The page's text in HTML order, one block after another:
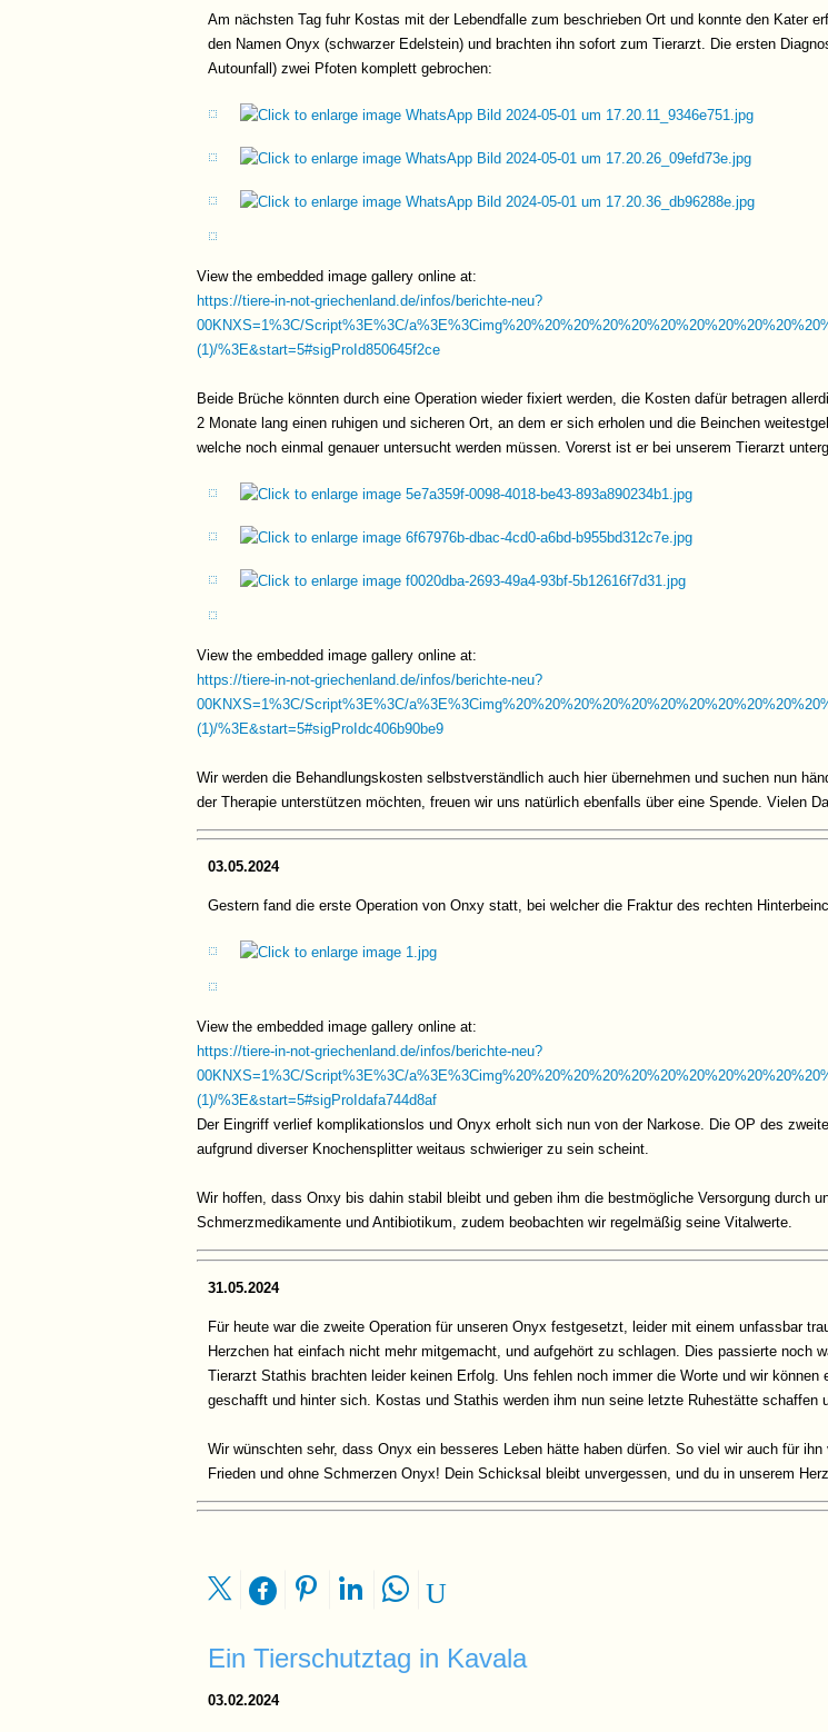
Am nächsten Tag fuhr Kostas mit der Lebendfalle zum beschrieben Ort und konnte den Kater
den Namen Onyx (schwarzer Edelstein) und brachten ihn sofort zum Tierarzt. Die ersten
Autounfall) zwei Pfoten komplett gebrochen:
View the embedded image gallery online at:
https://tiere-in-not-griechenland.de/infos/berichte-neu?
00KNXS=1%3C/Script%3E%3C/
(1)/%3E&start=5#sigProId850645f2ce
Beide Brüche könnten durch eine Operation wieder fixiert werden, die Kosten dafür betragen
2 Monate lang einen ruhigen und sicheren Ort, an dem er sich erholen und die Beinchen
welche noch einmal genauer untersucht werden müssen. Vorerst ist er bei unserem Tierarzt
View the embedded image gallery online at:
https://tiere-in-not-griechenland.de/infos/berichte-neu?
00KNXS=1%3C/Script%3E%3C/
(1)/%3E&start=5#sigProIdc406b90be9
Wir werden die Behandlungskosten selbstverständlich auch hier übernehmen und suchen nun
der Therapie unterstützen möchten, freuen wir uns natürlich ebenfalls über eine Spende. Vielen
03.05.2024
Gestern fand die erste Operation von Onxy statt, bei welcher die Fraktur des rechten
View the embedded image gallery online at:
https://tiere-in-not-griechenland.de/infos/berichte-neu?
00KNXS=1%3C/Script%3E%3C/
(1)/%3E&start=5#sigProIdafa744d8af
Der Eingriff verlief komplikationslos und Onyx erholt sich nun von der Narkose. Die OP des
aufgrund diverser Knochensplitter weitaus schwieriger zu sein scheint.
Wir hoffen, dass Onxy bis dahin stabil bleibt und geben ihm die bestmögliche Versorgung durch
Schmerzmedikamente und Antibiotikum, zudem beobachten wir regelmäßig seine Vitalwerte.
31.05.2024
Für heute war die zweite Operation für unseren Onyx festgesetzt, leider mit einem unfassbar
Herzchen hat einfach nicht mehr mitgemacht, und aufgehört zu schlagen. Dies passierte noch
Tierarzt Stathis brachten leider keinen Erfolg. Uns fehlen noch immer die Worte und wir
geschafft und hinter sich. Kostas und Stathis werden ihm nun seine letzte Ruhestätte schaffen
Wir wünschten sehr, dass Onyx ein besseres Leben hätte haben dürfen. So viel wir auch für
Frieden und ohne Schmerzen Onyx! Dein Schicksal bleibt unvergessen, und du in unserem
Ein Tierschutztag in Kavala
03.02.2024